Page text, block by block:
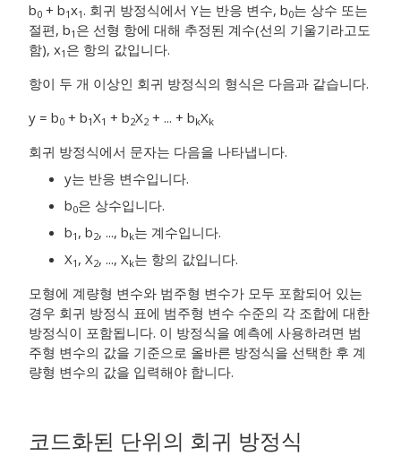
b0 + b1x1. 회귀 방정식에서 Y는 반응 변수, b0는 상수 또는
절편, b1 은 선형 항에 대해 추정된 계수(선의 기울기라고도
함), x1 은 항의 값입니다.
항이 두 개 이상인 회귀 방정식의 형식은 다음과 같습니다.
y = b0 + b1X1 + b2X2 + ... + bkXk
회귀 방정식에서 문자는 다음을 나타냅니다.
y는 반응 변수입니다.
b0은 상수입니다.
b1 , b2, ..., bk는 계수입니다.
X1 , X2, ..., Xk는 항의 값입니다.
모형에 계량형 변수와 범주형 변수가 모두 포함되어 있는
경우 회귀 방정식 표에 범주형 변수 수준의 각 조합에 대한
방정식이 포함됩니다. 이 방정식을 예측에 사용하려면 범
주형 변수의 값을 기준으로 올바른 방정식을 선택한 후 계
량형 변수의 값을 입력해야 합니다.
코드화된 단위의 회귀 방정식